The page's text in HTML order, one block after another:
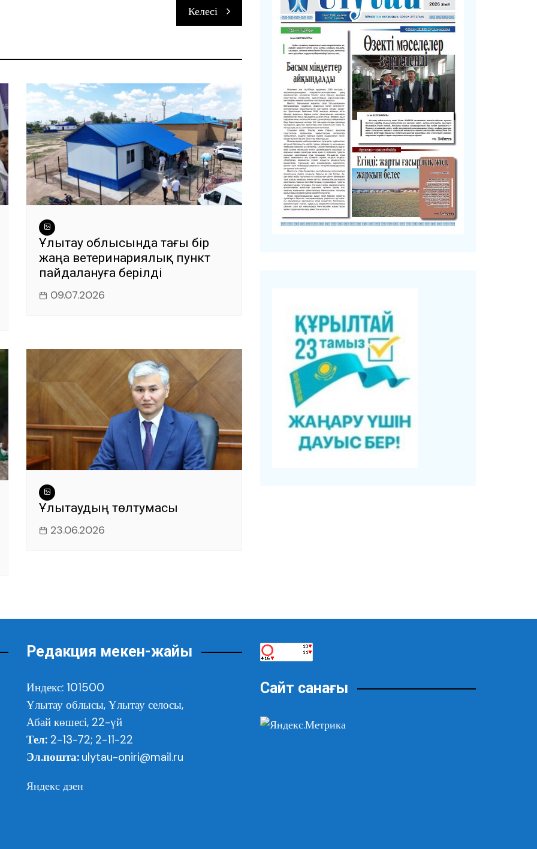
Келесі
Ұлытау облысында тағы бір
жаңа ветеринариялық пункт
пайдалануға берілді
09.07.2026
Ұлытаудың төлтумасы
23.06.2026
Редакция мекен-жайы
Индекс: 101500
Ұлытау облысы, Ұлытау селосы,
Абай көшесі, 22-үй
Тел: 2-13-72; 2-11-22
Эл.пошта: ulytau-oniri@mail.ru
Яндекс дзен
Сайт санағы